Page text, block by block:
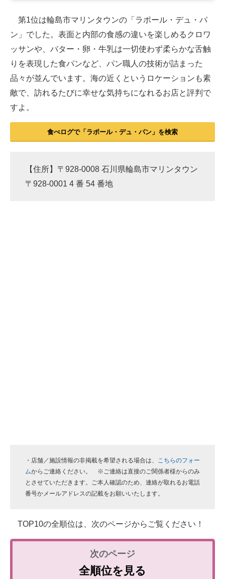
第1位は輪島市マリンタウンの「ラポール・デュ・パ
ン」でした。表面と内部の食感の違いを楽しめるクロワ
ッサンや、バター・卵・牛乳は一切使わず柔らかな舌触
りを表現した食パンなど、パン職人の技術が詰まった
品々が並んでいます。海の近くというロケーションも素
敵で、訪れるたびに幸せな気持ちになれるお店と評判で
すよ。
食べログで「ラポール・デュ・パン」を検索
【住所】〒928-0008 石川県輪島市マリンタウン
〒928-0001 4 番 54 番地
・店舗／施設情報の非掲載を希望される場合は、 こちらのフォー
ムからご連絡ください。 ※ご連絡は直接のご関係者様からのみ
とさせていただきます。ご本人確認のため、連絡が取れるお電話
番号かメールアドレスの記載をお願いいたします。
TOP10の全順位は、次のページからご覧ください！
全順位を見る